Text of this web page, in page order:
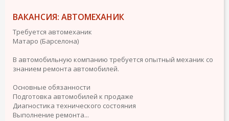
ВАКАНСИЯ: АВТОМЕХАНИК
Требуется автомеханик
Матаро (Барселона)
В автомобильную компанию требуется опытный механик со
знанием ремонта автомобилей.
Основные обязанности
Подготовка автомобилей к продаже
Диагностика технического состояния
Выполнение ремонта...